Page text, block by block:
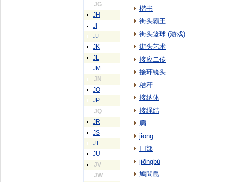
JG
JH
JI
JJ
JK
JL
JM
JN
JO
JP
JQ
JR
JS
JT
JU
JV
JW
楷书
街头霸王
街头篮球 (游戏)
街头艺术
接应二传
接环镜头
秸秆
接纳体
接绳结
扃
jiōng
冂部
jiōngbù
鳩間島